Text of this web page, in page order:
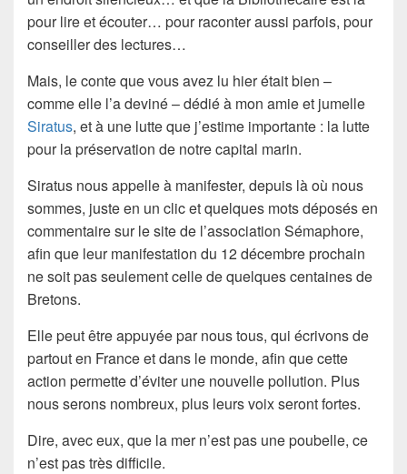
pour lire et écouter… pour raconter aussi parfois, pour
conseiller des lectures…
Mais, le conte que vous avez lu hier était bien –
comme elle l’a deviné – dédié à mon amie et jumelle
Siratus, et à une lutte que j’estime importante : la lutte
pour la préservation de notre capital marin.
Siratus nous appelle à manifester, depuis là où nous
sommes, juste en un clic et quelques mots déposés en
commentaire sur le site de l’association Sémaphore,
afin que leur manifestation du 12 décembre prochain
ne soit pas seulement celle de quelques centaines de
Bretons.
Elle peut être appuyée par nous tous, qui écrivons de
partout en France et dans le monde, afin que cette
action permette d’éviter une nouvelle pollution. Plus
nous serons nombreux, plus leurs voix seront fortes.
Dire, avec eux, que la mer n’est pas une poubelle, ce
n’est pas très difficile.